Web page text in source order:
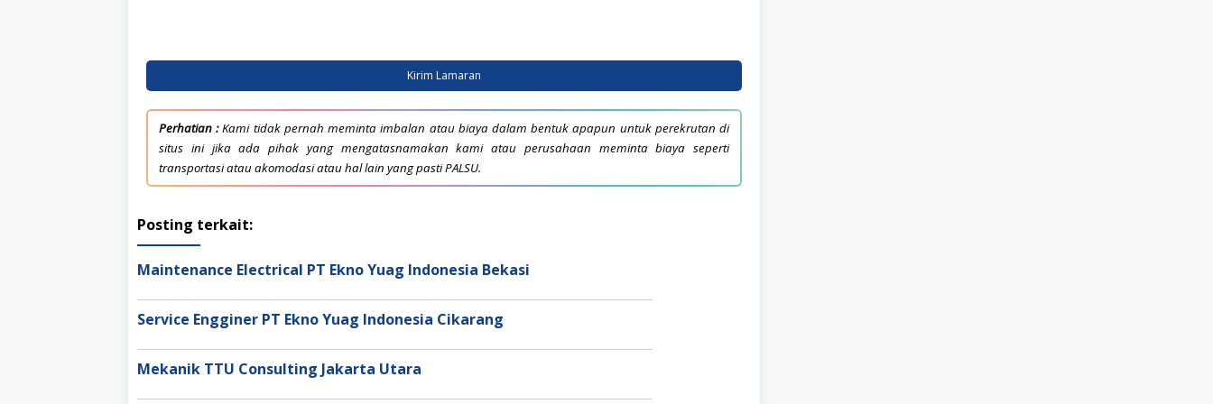
Kirim Lamaran
Perhatian :Kami tidak pernah meminta imbalan atau biaya dalam bentuk apapun untuk perekrutan di
situs ini jika ada pihak yang mengatasnamakan kami atau perusahaan meminta biaya seperti
transportasi atau akomodasi atau hal lain yang pasti PALSU.
Posting terkait:
Maintenance Electrical PT Ekno Yuag Indonesia Bekasi
Service Engginer PT Ekno Yuag Indonesia Cikarang
Mekanik TTU Consulting Jakarta Utara